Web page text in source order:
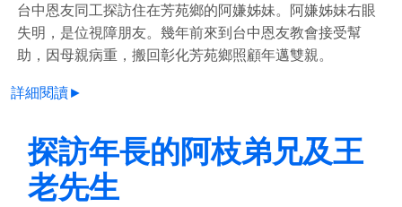
台中恩友同工探訪住在芳苑鄉的阿嫌姊妹。阿嫌姊妹右眼
失明，是位視障朋友。幾年前來到台中恩友教會接受幫
助，因母親病重，搬回彰化芳苑鄉照顧年邁雙親。
詳細閱讀►
探訪年長的阿枝弟兄及王
老先生